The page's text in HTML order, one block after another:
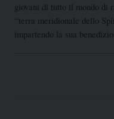
giovani di tutto il mondo di
“terra meridionale dello
impartendo la sua